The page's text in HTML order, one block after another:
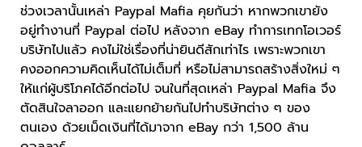
ช่วงเวลานั้นเหล่า Paypal Mafia คุยกันว่า หากพวกเขายัง
อยู่ทำงานที่ Paypal ต่อไป หลังจาก eBay ทำการเทกโอเวอร์
บริษัทไปแล้ว คงไม่ใช่เรื่องที่น่ายินดีสักเท่าไร เพราะพวกเขา
คงออกความคิดเห็นได้ไม่เต็มที่ หรือไม่สามารถสร้างสิ่งใหม่ ๆ
ให้แก่ผู้บริโภคได้อีกต่อไป จนในที่สุดเหล่า Paypal Mafia จึง
ตัดสินใจลาออก และแยกย้ายกันไปทำบริษัทต่าง ๆ ของ
ตนเอง ด้วยเม็ดเงินที่ได้มาจาก eBay กว่า 1,500 ล้าน